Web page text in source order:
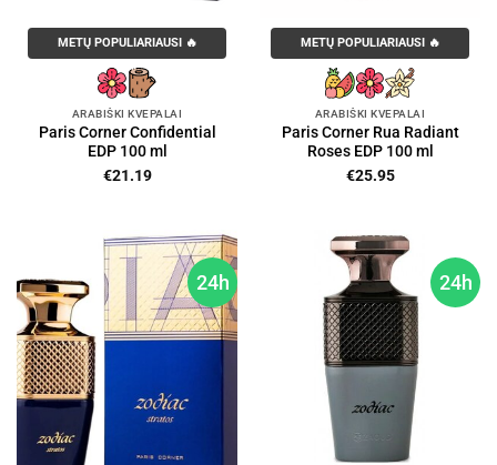
METŲ POPULIARIAUSI 🔥
ARABIŠKI KVEPALAI
Paris Corner Confidential
EDP 100 ml
€21.19
METŲ POPULIARIAUSI 🔥
ARABIŠKI KVEPALAI
Paris Corner Rua Radiant
Roses EDP 100 ml
€25.95
24h 24h